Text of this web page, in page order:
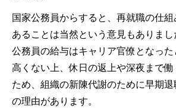
国家公務員からすると、再就職の仕
あることは当然という意見もありま
公務員の給与はキャリア官僚となっ
高くない上、休日の返上や深夜まで
ため、組織の新陳代謝のために早期
の理由があります。